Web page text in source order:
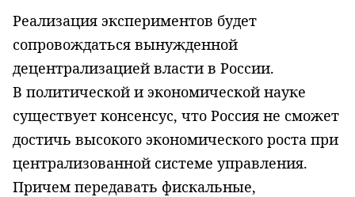
Реализация экспериментов будет
сопровождаться вынужденной
децентрализацией власти в России.
В политической и экономической науке
существует консенсус, что Россия не сможет
достичь высокого экономического роста при
централизованной системе управления.
Причем передавать фискальные,